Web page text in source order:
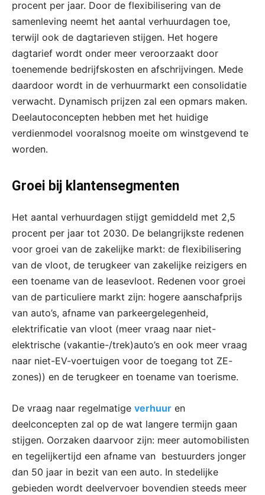
procent per jaar. Door de flexibilisering van de
samenleving neemt het aantal verhuurdagen toe,
terwijl ook de dagtarieven stijgen. Het hogere
dagtarief wordt onder meer veroorzaakt door
toenemende bedrijfskosten en afschrijvingen. Mede
daardoor wordt in de verhuurmarkt een consolidatie
verwacht. Dynamisch prijzen zal een opmars maken.
Deelautoconcepten hebben met het huidige
verdienmodel vooralsnog moeite om winstgevend te
worden.
Groei bij klantensegmenten
Het aantal verhuurdagen stijgt gemiddeld met 2,5
procent per jaar tot 2030. De belangrijkste redenen
voor groei van de zakelijke markt: de flexibilisering
van de vloot, de terugkeer van zakelijke reizigers en
een toename van de leasevloot. Redenen voor groei
van de particuliere markt zijn: hogere aanschafprijs
van auto’s, afname van parkeergelegenheid,
elektrificatie van vloot (meer vraag naar niet-
elektrische (vakantie-/trek)auto’s en ook meer vraag
naar niet-EV-voertuigen voor de toegang tot ZE-
zones)) en de terugkeer en toename van toerisme.
De vraag naar regelmatige verhuur en
deelconcepten zal op de wat langere termijn gaan
stijgen. Oorzaken daarvoor zijn: meer automobilisten
en tegelijkertijd een afname van bestuurders jonger
dan 50 jaar in bezit van een auto. In stedelijke
gebieden wordt deelvervoer bovendien steeds meer